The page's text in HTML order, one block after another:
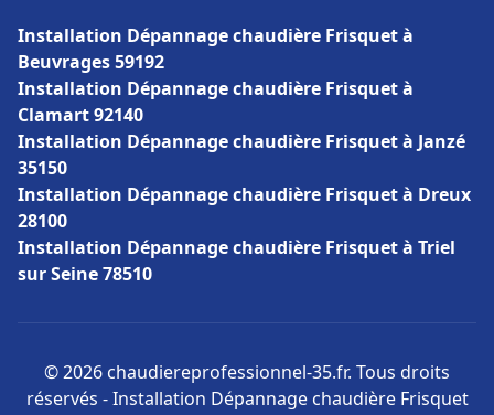
Installation Dépannage chaudière Frisquet à
Beuvrages 59192
Installation Dépannage chaudière Frisquet à
Clamart 92140
Installation Dépannage chaudière Frisquet à Janzé
35150
Installation Dépannage chaudière Frisquet à Dreux
28100
Installation Dépannage chaudière Frisquet à Triel
sur Seine 78510
© 2026 chaudiereprofessionnel-35.fr. Tous droits
réservés - Installation Dépannage chaudière Frisquet